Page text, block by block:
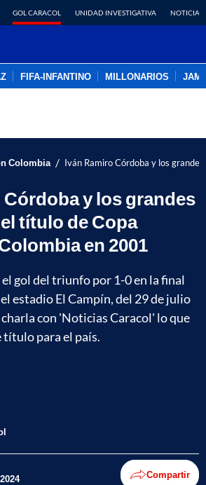
GOL CARACOL UNIDAD INVESTIGATIVA NOTICIAS
FIFA-INFANTINO MILLONARIOS
Colombia / Iván Ramiro Córdoba y los
y los grandes
título de Copa
en 2001
gol del triunfo por 1-0 en la final
estadio El Campín, del 29 de julio
con 'Noticias Caracol' lo que
para el país.
Compartir